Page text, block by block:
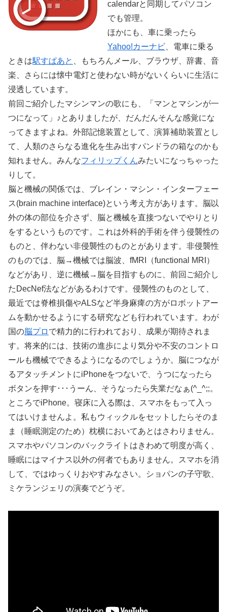
calendarと同期してパソコン
でも管理。
ほかにも、車に乗ったら
Yahoo!カーナビ 、電車に乗る
ときは駅すぱあと
、もちろんメール、ブラウザ、辞書、音
楽、さらには懐中電灯と使わない時がないくらいに生活に
浸透しています。
前回ご紹介したマシンマンの歌にも、「マンとマシンが一
つになって」♪とありましたが、だんだんそんな感覚にな
ってきますよね。外部記憶装置として、演算補助装置とし
て、人類のさらなる進化を生み出すパンドラの箱なのかも
知れません。みんなフィリップくんみたいになっちゃった
りして。
脳と機械の関係では、ブレイン・マシン・インターフェー
ス(brain machine interface)という考え方があります。脳以
外の体の部位を介さず、脳と機械を直接つないでやりとり
をするというものです。これは外科的手術を伴う侵襲性の
ものと、伴わない非侵襲性のものとがあります。非侵襲性
のものでは、脳→機械では脳波、fMRI（functional MRI）
などがあり、逆に機械→脳を目指すものに、前回ご紹介し
たDecNef法などがあるわけです。侵襲性のものとして、
最近では脊椎損傷やALSなど半身麻痺の方がロボットアー
ムを動かせるようにする研究なども行われています。わが
国の脳プロ で精力的に行われており、成果が期待されま
す。将来的には、技術の進歩により気分や不安のコントロ
ールも機械でできるようになるのでしょうか。脳につなが
るアタッチメントにiPhoneをつないで、うつになったら
ボタンを押す･･･うーん、そうなったら失業だなぁ(^_^;;。
ところでiPhone。寝床に入る際は、スマホをもって入っ
てはいけませんよ。私もウィックルをセットしたらそのま
ま（睡眠測定のため）枕横においてあとはさわりません。
スマホやパソコンのバックライトはきわめて明度が高く、
睡眠にはマイナス以外の何者でもありません。スマホを消
して、ではゆっくりおやすみなさい。ショパンの子守歌、
ミケランジェリの演奏でどうぞ。